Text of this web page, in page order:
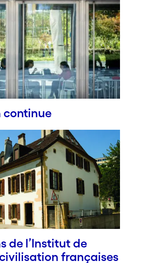
continue
de l’Institut de
françaises